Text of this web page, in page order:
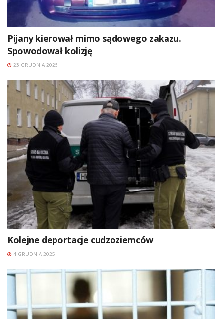
Pijany kierował mimo sądowego zakazu.
Spowodował kolizję
23 GRUDNIA 2025
Kolejne deportacje cudzoziemców
4 GRUDNIA 2025